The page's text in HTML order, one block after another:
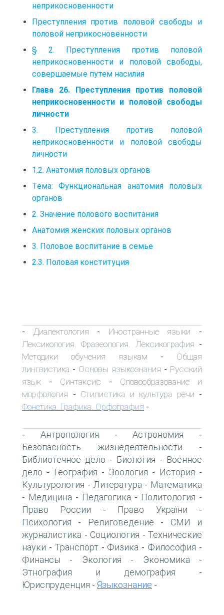
неприкосновенности
Преступления против половой свободы и
половой неприкосновенности
§ 2. Преступления против половой
неприкосновенности и половой свободы,
совершаемые путем насилия
Глава 26. Преступления против половой
неприкосновенности и половой свободы
личности
3. Преступления против половой
неприкосновенности и половой свободы
личности
1.2. Анатомия половых органов
Тема: Функциональная анатомия половых
органов
2. Значение полового воспитания
Анатомия женских половых органов
3. Половое воспитание в семье
2.3. Половая конституция
- Диалектология - Иностранные языки -
Лексикология. Фразеология. Лексикография -
Методики обучения языкам - Общая
лингвистика - Основы языкознания - Русский
язык - Синтаксис - Словообразование и
морфология - Стилистика и культура речи -
Фонетика. Графика. Орфография -
- Антропология -Астрономия -
Безопасность жизнедеятельности -
Библиотечное дело - Биология - Военное
дело - География - Зоология - История -
Культурология - Литература - Математика
- Медицина - Педагогика - Политология -
Право России - Право України -
Психология - Религоведение - СМИ и
журналистика - Социология - Технические
науки - Транспорт- Физика - Философия -
Финансы - Экология - Экономика -
Этнография и демография -
Юриспруденция - Языкознание -